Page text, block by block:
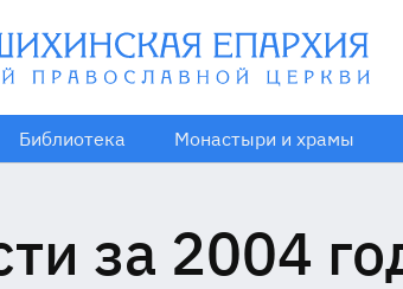
Библиотека Монастыри и храмы
за 2004